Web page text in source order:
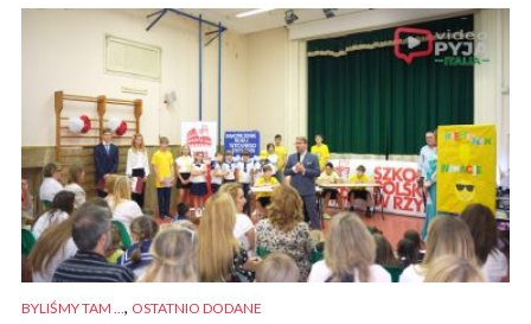
BYLIŚMY TAM ..., OSTATNIO DODANE